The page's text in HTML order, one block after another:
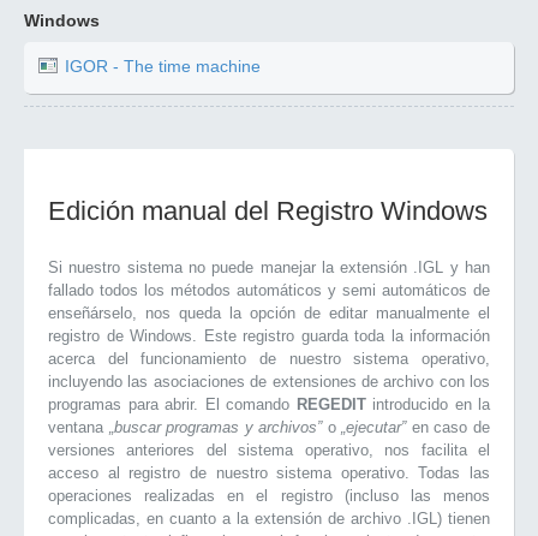
Windows
IGOR - The time machine
Edición manual del Registro Windows
Si nuestro sistema no puede manejar la extensión .IGL y han
fallado todos los métodos automáticos y semi automáticos de
enseñárselo, nos queda la opción de editar manualmente el
registro de Windows. Este registro guarda toda la información
acerca del funcionamiento de nuestro sistema operativo,
incluyendo las asociaciones de extensiones de archivo con los
programas para abrir. El comando REGEDITintroducido en la
ventana „buscar programas y archivos”o„ejecutar”en caso de
versiones anteriores del sistema operativo, nos facilita el
acceso al registro de nuestro sistema operativo. Todas las
operaciones realizadas en el registro (incluso las menos
complicadas, en cuanto a la extensión de archivo .IGL) tienen